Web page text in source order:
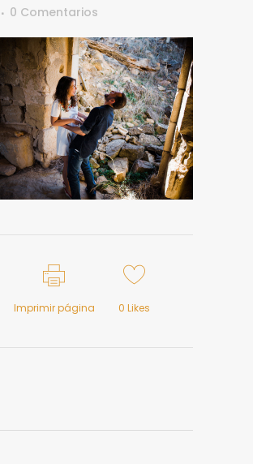
0 Comentarios
Imprimir página 0 Likes